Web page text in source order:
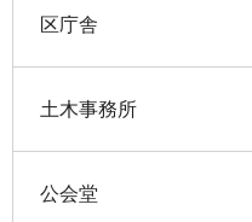
区庁舎
土木事務所
公会堂